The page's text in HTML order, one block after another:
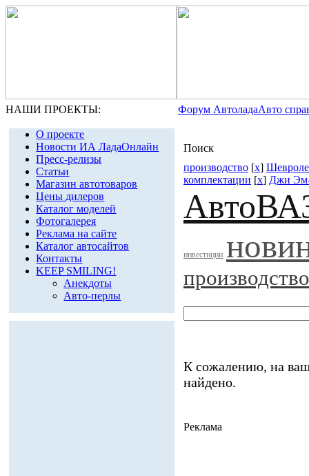
НАШИ ПРОЕКТЫ: Форум АвтоладаАвто
О проекте
Новости ИА ЛадаОнлайн
Пресс-релизы
Статьи
Магазин автотоваров
Цены дилеров
Каталог моделей
Фотогалерея
Реклама на сайте
Каталог автосайтов
Контакты
KEEP SMILING!
Анекдоты
Авто-перлы
Поиск
производство [x]
комплектации [x] Джи
инвестиции
производство
К сожалению, на
найдено.
Реклама